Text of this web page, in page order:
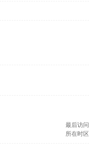
最后访问
所在时区